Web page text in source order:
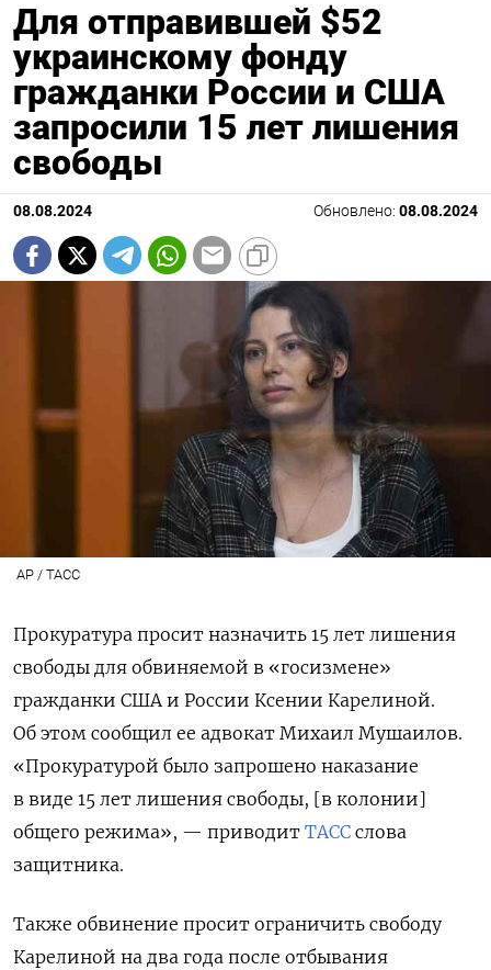
Для отправившей $52
украинскому фонду
гражданки России и США
запросили 15 лет лишения
свободы
08.08.2024 Обновлено: 08.08.2024
AP / ТАСС
Прокуратура просит назначить 15 лет лишения
свободы для обвиняемой в «госизмене»
гражданки США и России Ксении Карелиной.
Об этом сообщил ее адвокат Михаил Мушаилов.
«Прокуратурой было запрошено наказание
в виде 15 лет лишения свободы, [в колонии]
общего режима», — приводит ТАСС слова
защитника.
Также обвинение просит ограничить свободу
Карелиной на два года после отбывания